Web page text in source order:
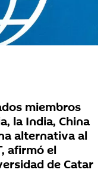
miembros
la India, China
alternativa al
afirmó el
de Catar